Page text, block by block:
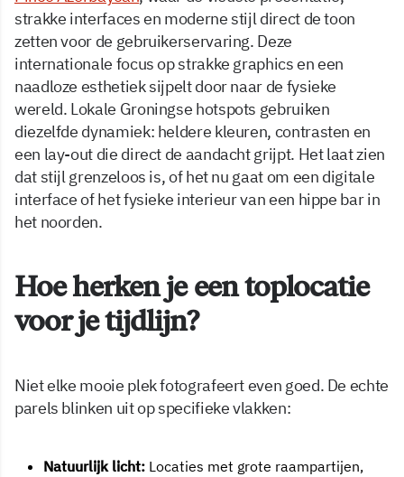
strakke interfaces en moderne stijl direct de toon
zetten voor de gebruikerservaring. Deze
internationale focus op strakke graphics en een
naadloze esthetiek sijpelt door naar de fysieke
wereld. Lokale Groningse hotspots gebruiken
diezelfde dynamiek: heldere kleuren, contrasten en
een lay-out die direct de aandacht grijpt. Het laat zien
dat stijl grenzeloos is, of het nu gaat om een digitale
interface of het fysieke interieur van een hippe bar in
het noorden.
Hoe herken je een toplocatie
voor je tijdlijn?
Niet elke mooie plek fotografeert even goed. De echte
parels blinken uit op specifieke vlakken:
Natuurlijk licht: Locaties met grote raampartijen,